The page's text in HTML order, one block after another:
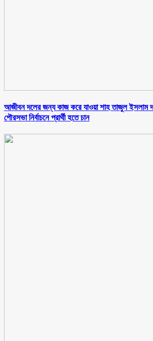
আজীবন দলের জন্য কাজ করে যাওয়া শাহ তাজুল ইসলাম
পৌরসভা নির্বাচনে প্রার্থী হতে চান